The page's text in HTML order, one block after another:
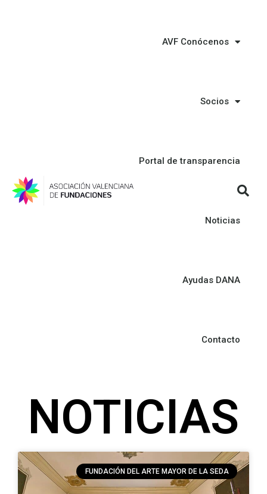
AVF Conócenos
Socios
Portal de transparencia
Noticias
Ayudas DANA
Contacto
NOTICIAS
FUNDACIÓN DEL ARTE MAYOR DE LA SEDA